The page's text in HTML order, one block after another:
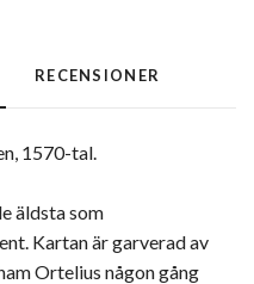
RECENSIONER
1570-tal.
äldsta som
Kartan är garverad av
Ortelius någon gång